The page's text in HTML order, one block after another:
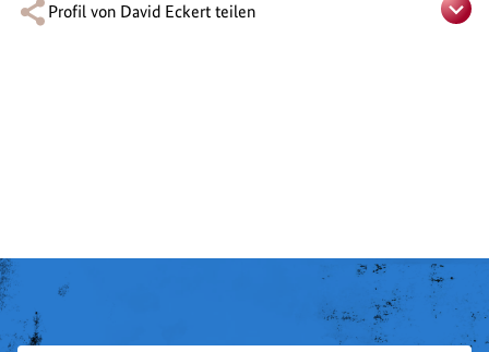
Profil von David Eckert teilen